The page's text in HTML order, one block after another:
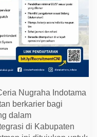
Nugraha Indotama
berkarier bagi
dalam
di Kabupaten